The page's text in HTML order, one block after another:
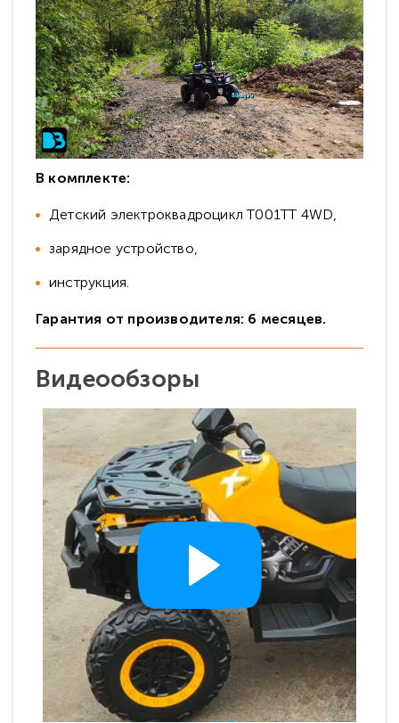
В комплекте:
Детский электроквадроцикл T001TT 4WD,
зарядное устройство,
инструкция.
Гарантия от производителя: 6 месяцев.
Видеообзоры